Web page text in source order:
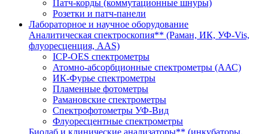
Патч-корды (коммутационные шнуры)
Розетки и патч-панели
Лабораторное и научное оборудование
Аналитическая спектроскопия** (Раман, ИК, УФ-Vis,
флуоресценция, AAS)
ICP-OES спектрометры
Атомно-абсорбционные спектрометры (ААС)
ИК-Фурье спектрометры
Пламенные фотометры
Рамановские спектрометры
Спектрофотометры УФ-Вид
Флуоресцентные спектрометры
Биолаб и клинические анализаторы** (инкубаторы,